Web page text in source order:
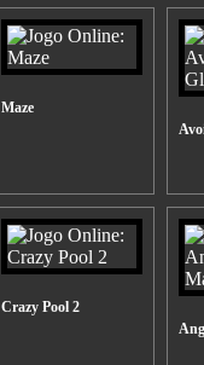
Maze
Crazy Pool 2